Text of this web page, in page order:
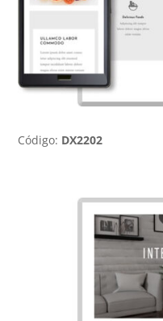
Código: DX2202